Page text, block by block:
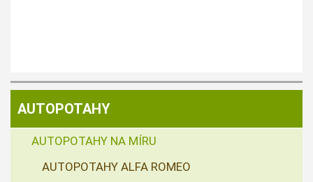
AUTOPOTAHY
AUTOPOTAHY NA MÍRU
AUTOPOTAHY ALFA ROMEO